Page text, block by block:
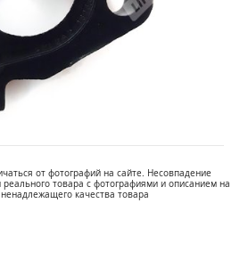
от фотографий на сайте. Несовпадение
товара с фотографиями и описанием на
качества товара